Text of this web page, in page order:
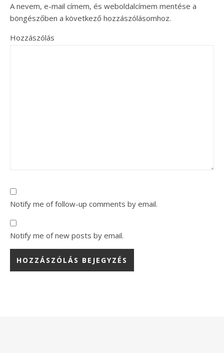
A nevem, e-mail címem, és weboldalcímem mentése a
böngészőben a következő hozzászólásomhoz.
Hozzászólás
Notify me of follow-up comments by email.
Notify me of new posts by email.